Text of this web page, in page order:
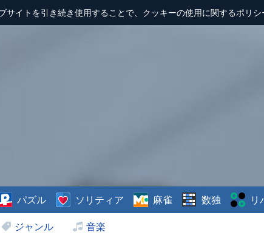
サイトを引き続き使用することで、クッキーの使用に関するポリシ
ジャンル 音楽
パズル ソリティア 麻雀 数独 リ